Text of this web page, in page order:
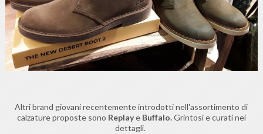
Altri brand giovani recentemente introdotti nell'assortimento di
calzature proposte sono Replaye Buffalo.Grintosi e curati nei
dettagli.